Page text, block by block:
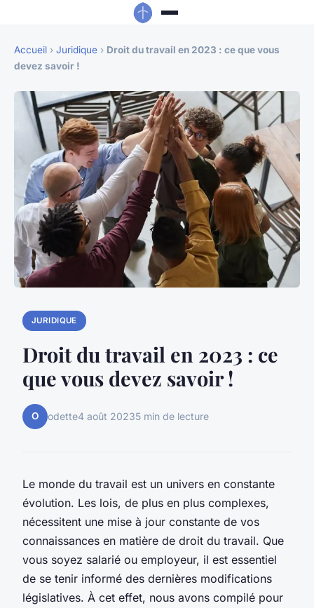
Accueil › Juridique › Droit du travail en 2023 : ce que vous
devez savoir !
JURIDIQUE
Droit du travail en 2023 : ce
que vous devez savoir !
O odette4 août 20235 min de lecture
Le monde du travail est un univers en constante
évolution. Les lois, de plus en plus complexes,
nécessitent une mise à jour constante de vos
connaissances en matière de droit du travail. Que
vous soyez salarié ou employeur, il est essentiel
de se tenir informé des dernières modifications
législatives. À cet effet, nous avons compilé pour